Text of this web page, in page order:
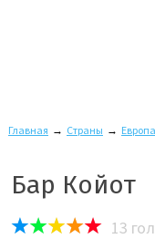
Главная → Страны → Европа
Бар Койот
13